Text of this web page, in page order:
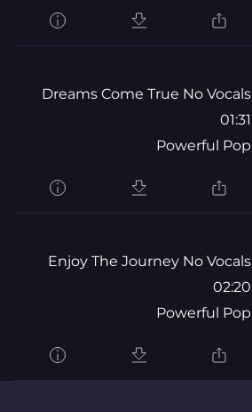
Dreams Come True No Vocals
01:31
Powerful Pop
Enjoy The Journey No Vocals
02:20
Powerful Pop